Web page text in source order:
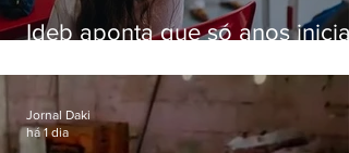
Ideb aponta que só anos
educação
Jornal Daki
há 1 dia